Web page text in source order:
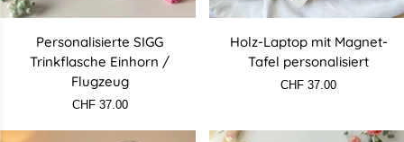
Personalisierte
SIGG
Trinkflasche
Flugzeug
Personalisierte SIGG
Trinkflasche Einhorn /
Flugzeug
CHF 37.00
Holz-
Laptop
personalisiert
Holz-Laptop mit Magnet-
Tafel personalisiert
CHF 37.00